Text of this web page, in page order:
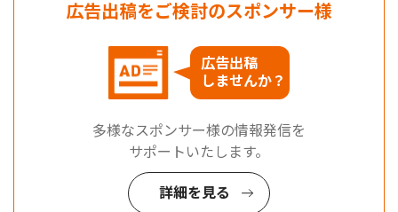
広告出稿をご検討のスポンサー様
広告出稿
しませんか？
多様なスポンサー様の情報発信を
サポートいたします。
詳細を見る